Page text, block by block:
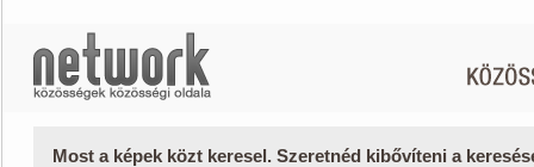
Most a képek közt keresel. Szeretnéd kibővíteni a